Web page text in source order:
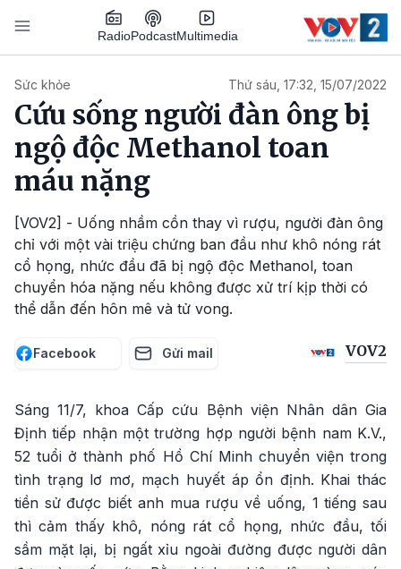
Nhảy đến nội dung
RadioPodcastMultimedia
Sức khỏe Thứ sáu, 17:32, 15/07/2022
Cứu sống người đàn ông bị
ngộ độc Methanol toan
máu nặng
[VOV2] - Uống nhầm cồn thay vì rượu, người đàn ông
chỉ với một vài triệu chứng ban đầu như khô nóng rát
cổ họng, nhức đầu đã bị ngộ độc Methanol, toan
chuyển hóa nặng nếu không được xử trí kịp thời có
thể dẫn đến hôn mê và tử vong.
Facebook Gửi mail VOV2
Sáng 11/7, khoa Cấp cứu Bệnh viện Nhân dân Gia
Định tiếp nhận một trường hợp người bệnh nam K.V.,
52 tuổi ở thành phố Hồ Chí Minh chuyển viện trong
tình trạng lơ mơ, mạch huyết áp ổn định. Khai thác
tiền sử được biết anh mua rượu về uống, 1 tiếng sau
thì cảm thấy khô, nóng rát cổ họng, nhức đầu, tối
sầm mặt lại, bị ngất xỉu ngoài đường được người dân